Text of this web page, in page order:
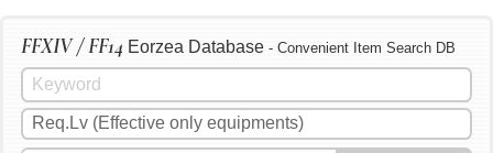
FFXIV / FF14 Eorzea Database - Convenient Item Search DB